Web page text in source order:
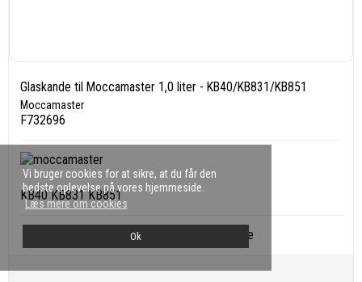
Vi bruger cookies for at sikre, at du får den
bedste oplevelse på vores hjemmeside.
Læs mere om cookies
Ok
Glaskande til Moccamaster 1,0 liter - KB40/KB831/KB851
Moccamaster
F732696
KB40 KB831 KB851
Lagervarer leveres inden for 1-2 hverdage